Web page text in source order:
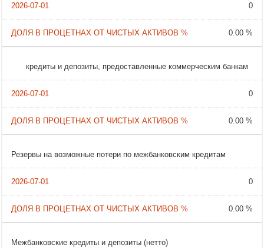
0
0.00 %
кредиты и депозиты, предоставленные коммерческим банкам
0
0.00 %
Резервы на возможные потери по межбанковским кредитам
0
0.00 %
Межбанковские кредиты и депозиты (нетто)